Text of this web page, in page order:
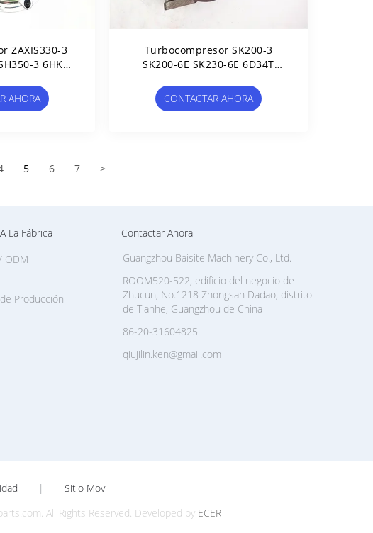
ZAXIS330-3
3 6HK1
AHORA
Turbocompresor SK200-3
SK200-6E SK230-6E 6D34T
01020
CONTACTAR AHORA
5 6 7 >
La Fábrica
Producción
ODM
Contactar Ahora
Guangzhou Baisite Machinery Co., Ltd.
ROOM520-522, edificio del negocio de
Zhucun, No.1218 Zhongsan Dadao, distrito
de Tianhe, Guangzhou de China
86-20-31604825
qiujilin.ken@gmail.com
|
Sitio Movil
All Rights Reserved. Developed by ECER